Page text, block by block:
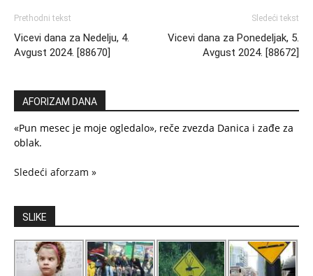
Prethodni tekst
Vicevi dana za Nedelju, 4.
Avgust 2024. [88670]
Sledeći tekst
Vicevi dana za Ponedeljak, 5.
Avgust 2024. [88672]
AFORIZAM DANA
«Pun mesec je moje ogledalo», reče zvezda Danica i zađe za
oblak.
Sledeći aforzam »
SLIKE